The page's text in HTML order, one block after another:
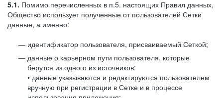
5.1. Помимо перечисленных в п.5. настоящих Правил данных,
Общество использует полученные от пользователей Сетки
данные, а именно:
идентификатор пользователя, присваиваемый Сеткой;
данные о карьерном пути пользователя, которые
берутся из одного из источников:
• данные указываются и редактируются пользователем
вручную при регистрации в Сетке и в процессе